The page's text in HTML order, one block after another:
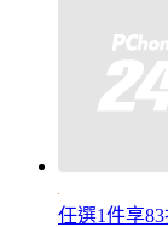
任選1件享